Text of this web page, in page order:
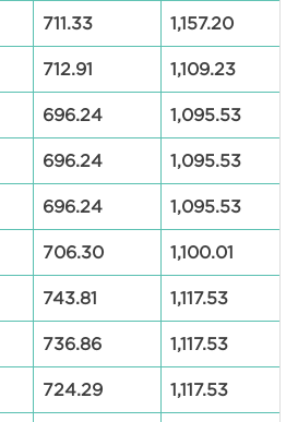
711.33 1,157.20
712.91 1,109.23
696.24 1,095.53
696.24 1,095.53
696.24 1,095.53
706.30 1,100.01
743.81 1,117.53
736.86 1,117.53
724.29 1,117.53